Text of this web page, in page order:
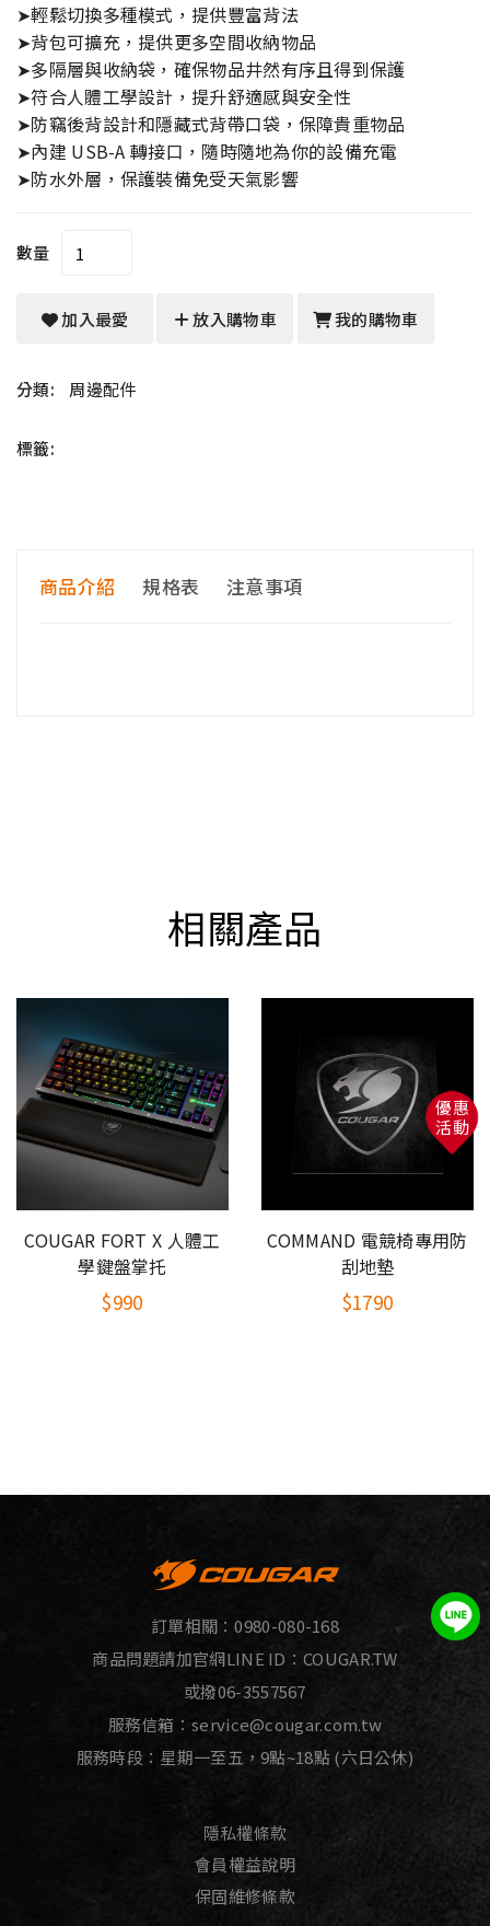
➤輕鬆切換多種模式，提供豐富背法
➤背包可擴充，提供更多空間收納物品
➤多隔層與收納袋，確保物品井然有序且得到保護
➤符合人體工學設計，提升舒適感與安全性
➤防竊後背設計和隱藏式背帶口袋，保障貴重物品
➤內建 USB-A 轉接口，隨時隨地為你的設備充電
➤防水外層，保護裝備免受天氣影響
數量
加入最愛 放入購物車 我的購物車
分類: 周邊配件
標籤:
商品介紹 規格表 注意事項
相關產品
COUGAR FORT X 人體工
學鍵盤掌托
$990
COMMAND 電競椅專用防
刮地墊
$1790
訂單相關：0980-080-168
商品問題請加官網LINE ID： COUGAR.TW
或撥06-3557567
服務信箱：service@cougar.com.tw
服務時段：星期一至五，9點~18點 (六日公休)
隱私權條款
會員權益說明
保固維修條款
優惠
活動